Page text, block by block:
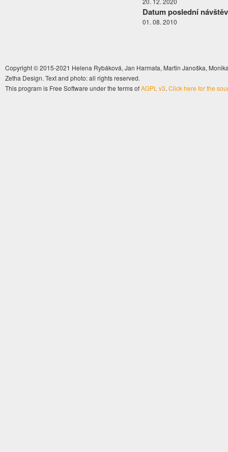
Datum poslední
01. 08. 2010
Copyright © 2015-2021 Helena Rybáková, Jan Harmata, Martin Janoška,
Zetha Design. Text and photo: all rights reserved.
This program is Free Software under the terms ofAGPL v3. Click here for the